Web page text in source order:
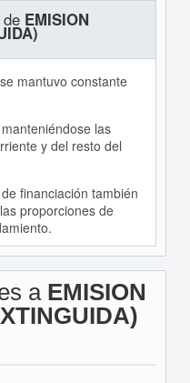
EMISION
mantuvo constante
las
y del resto del
financiación también
proporciones de
a EMISION